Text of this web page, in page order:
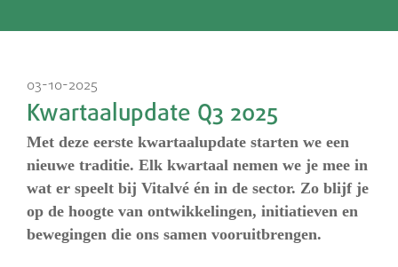
03-10-2025
Kwartaalupdate Q3 2025
Met deze eerste kwartaalupdate starten we een
nieuwe traditie. Elk kwartaal nemen we je mee in
wat er speelt bij Vitalvé én in de sector. Zo blijf je
op de hoogte van ontwikkelingen, initiatieven en
bewegingen die ons samen vooruitbrengen.